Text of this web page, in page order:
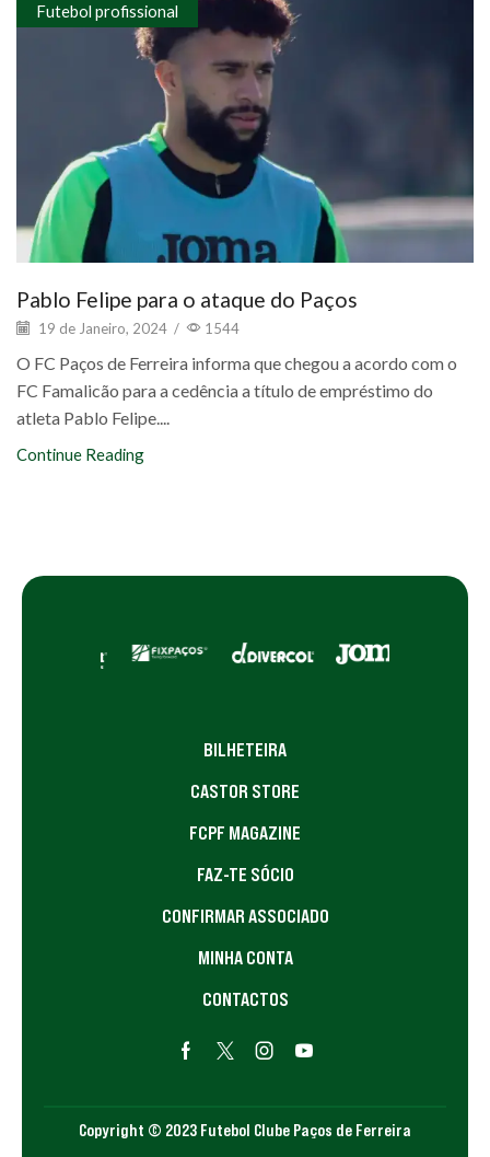
Futebol profissional
Pablo Felipe para o ataque do Paços
19 de Janeiro, 2024 / 1544
O FC Paços de Ferreira informa que chegou a acordo com o
FC Famalicão para a cedência a título de empréstimo do
atleta Pablo Felipe....
Continue Reading
BILHETEIRA
CASTOR STORE
FCPF MAGAZINE
FAZ-TE SÓCIO
CONFIRMAR ASSOCIADO
MINHA CONTA
CONTACTOS
Copyright © 2023 Futebol Clube Paços de Ferreira